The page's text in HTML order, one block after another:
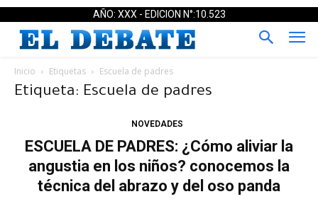
AÑO: XXX - EDICION N°:10.523
Inicio Etiquetas Escuela de padres
Etiqueta: Escuela de padres
NOVEDADES
ESCUELA DE PADRES: ¿Cómo aliviar la
angustia en los niños? conocemos la
técnica del abrazo y del oso panda